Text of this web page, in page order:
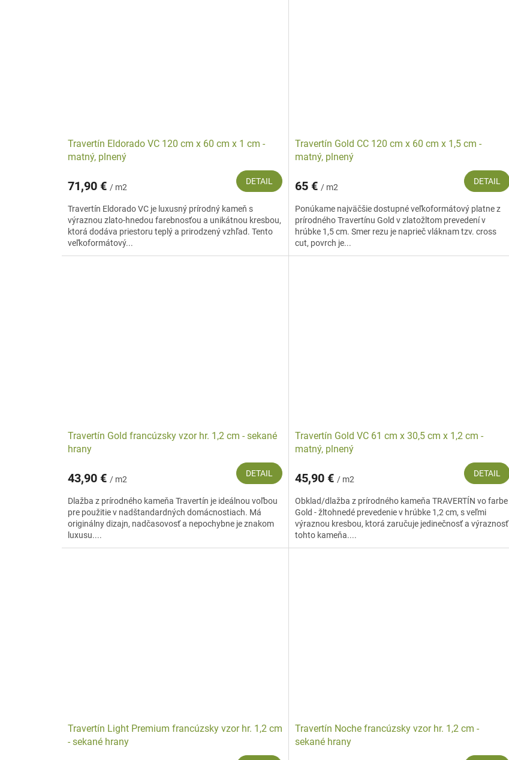
Travertín Eldorado VC 120 cm x 60 cm x 1 cm -
matný, plnený
71,90 € / m2
DETAIL
Travertín Eldorado VC je luxusný prírodný kameň s
výraznou zlato-hnedou farebnosťou a unikátnou kresbou,
ktorá dodáva priestoru teplý a prirodzený vzhľad. Tento
veľkoformátový...
Travertín Gold CC 120 cm x 60 cm x 1,5 cm -
matný, plnený
65 €/ m2
DETAIL
Ponúkame najväčšie dostupné veľkoformátový platne z
prírodného Travertínu Gold v zlatožltom prevedení v
hrúbke 1,5 cm. Smer rezu je naprieč vláknam tzv. cross
cut, povrch je...
Travertín Gold francúzsky vzor hr. 1,2 cm - sekané
hrany
43,90 € / m2
DETAIL
Dlažba z prírodného kameňa Travertín je ideálnou voľbou
pre použitie v nadštandardných domácnostiach. Má
originálny dizajn, nadčasovosť a nepochybne je znakom
luxusu....
Travertín Gold VC 61 cm x 30,5 cm x 1,2 cm -
matný, plnený
45,90 €/ m2
DETAIL
Obklad/dlažba z prírodného kameňa TRAVERTÍN vo farbe
Gold - žltohnedé prevedenie v hrúbke 1,2 cm, s veľmi
výraznou kresbou, ktorá zaručuje jedinečnosť a výraznosť
tohto kameňa....
Travertín Light Premium francúzsky vzor hr. 1,2 cm
- sekané hrany
Travertín Noche francúzsky vzor hr. 1,2 cm -
sekané hrany